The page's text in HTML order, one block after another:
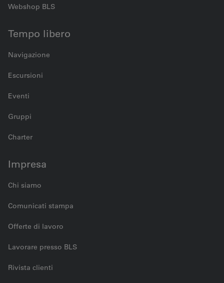
Webshop BLS
Tempo libero
Navigazione
Escursioni
Eventi
Gruppi
Charter
Impresa
Chi siamo
Comunicati stampa
Offerte di lavoro
Lavorare presso BLS
Rivista clienti